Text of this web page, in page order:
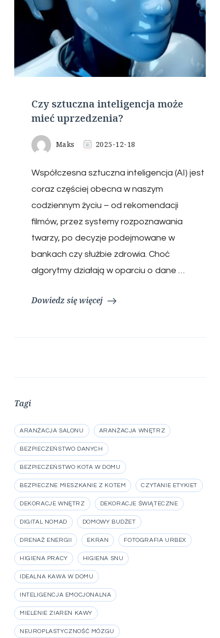
Czy sztuczna inteligencja może
mieć uprzedzenia?
Maks 2025-12-18
Współczesna sztuczna inteligencja (AI) jest
coraz częściej obecna w naszym
codziennym życiu – od rekomendacji
filmów, przez systemy rozpoznawania
twarzy, po decyzje podejmowane w
bankach czy służbie zdrowia. Choć
algorytmy działają w oparciu o dane …
Dowiedz się więcej
Tagi
ARANŻACJA SALONU ARANŻACJA WNĘTRZ
BEZPIECZEŃSTWO DANYCH
BEZPIECZEŃSTWO KOTA W DOMU
BEZPIECZNE MIESZKANIE Z KOTEM CZYTANIE ETYKIET
DEKORACJE WNĘTRZ DEKORACJE ŚWIĄTECZNE
DIGITAL NOMAD DOMOWY BUDŻET
DRENAŻ ENERGII EKRAN FOTOGRAFIA URBEX
HIGIENA PRACY HIGIENA SNU
IDEALNA KAWA W DOMU
INTELIGENCJA EMOCJONALNA
MIELENIE ZIAREN KAWY
NEUROPLASTYCZNOŚĆ MÓZGU